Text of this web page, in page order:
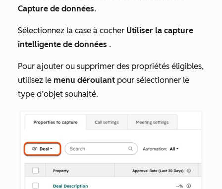
Capture de données.
Sélectionnez la case à cocher Utiliser la capture
intelligente de données .
Pour ajouter ou supprimer des propriétés éligibles,
utilisez le menu déroulant pour sélectionner le
type d’objet souhaité.